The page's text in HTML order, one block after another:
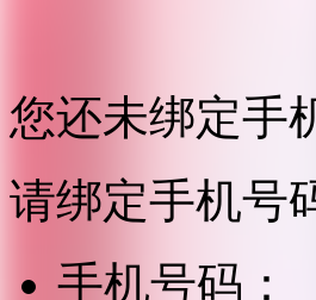
您还未绑定手
请绑定手机号
手机号码：